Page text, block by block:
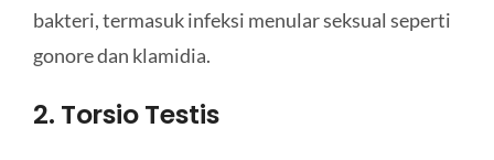
bakteri, termasuk infeksi menular seksual seperti
gonore dan klamidia.
2. Torsio Testis